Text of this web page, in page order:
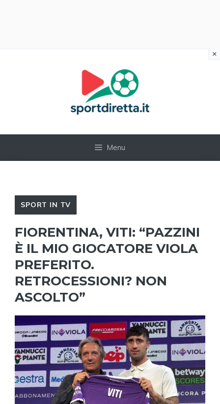
Menu
SPORT IN TV
FIORENTINA, VITI: “PAZZINI
È IL MIO GIOCATORE VIOLA
PREFERITO.
RETROCESSIONI? NON
ASCOLTO”
×